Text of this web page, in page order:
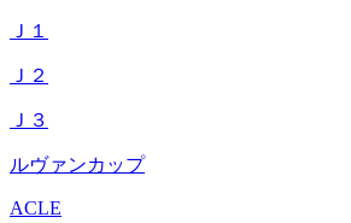
Ｊ１
Ｊ２
Ｊ３
ルヴァンカップ
ACLE